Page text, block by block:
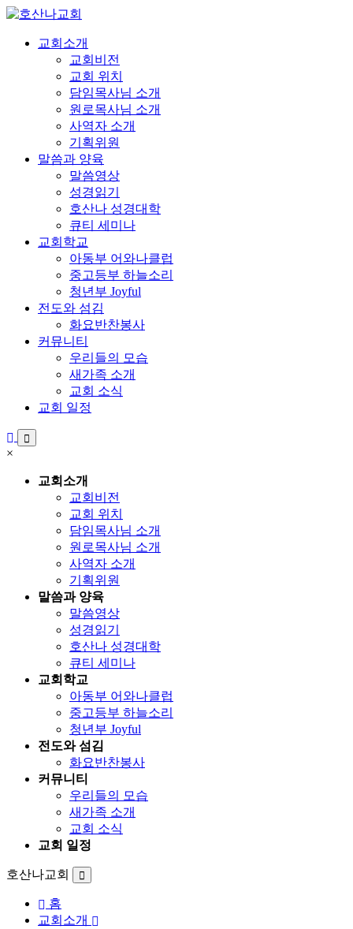
교회소개
교회비전
교회 위치
담임목사님 소개
원로목사님 소개
사역자 소개
기획위원
말씀과 양육
말씀영상
성경읽기
호산나 성경대학
큐티 세미나
교회학교
아동부 어와나클럽
중고등부 하늘소리
청년부 Joyful
전도와 섬김
화요반찬봉사
커뮤니티
우리들의 모습
새가족 소개
교회 소식
교회 일정
×
교회소개
교회비전
교회 위치
담임목사님 소개
원로목사님 소개
사역자 소개
기획위원
말씀과 양육
말씀영상
성경읽기
호산나 성경대학
큐티 세미나
교회학교
아동부 어와나클럽
중고등부 하늘소리
청년부 Joyful
전도와 섬김
화요반찬봉사
커뮤니티
우리들의 모습
새가족 소개
교회 소식
교회 일정
호산나교회
홈
교회소개